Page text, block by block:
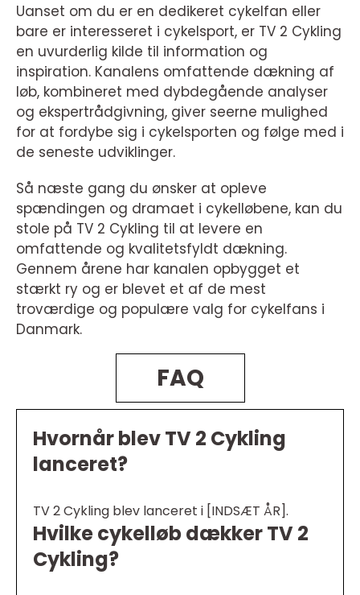
Uanset om du er en dedikeret cykelfan eller
bare er interesseret i cykelsport, er TV 2 Cykling
en uvurderlig kilde til information og
inspiration. Kanalens omfattende dækning af
løb, kombineret med dybdegående analyser
og ekspertrådgivning, giver seerne mulighed
for at fordybe sig i cykelsporten og følge med i
de seneste udviklinger.
Så næste gang du ønsker at opleve
spændingen og dramaet i cykelløbene, kan du
stole på TV 2 Cykling til at levere en
omfattende og kvalitetsfyldt dækning.
Gennem årene har kanalen opbygget et
stærkt ry og er blevet et af de mest
troværdige og populære valg for cykelfans i
Danmark.
FAQ
Hvornår blev TV 2 Cykling
lanceret?
TV 2 Cykling blev lanceret i [INDSÆT ÅR].
Hvilke cykelløb dækker TV 2
Cykling?